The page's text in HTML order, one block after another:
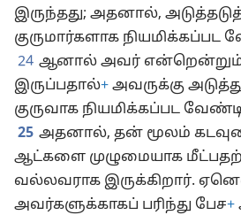
இருந்தது; அதனால்,
குருமார்களாக நியமிக்கப்பட
24 ஆனால் அவர் என்றென்றும்
இருப்பதால்+ அவருக்கு
குருவாக நியமிக்கப்பட
25 அதனால், தன் மூலம்
ஆட்களை முழுமையாக
வல்லவராக இருக்கிறார்.
அவர்களுக்காகப் பரிந்து பேச+